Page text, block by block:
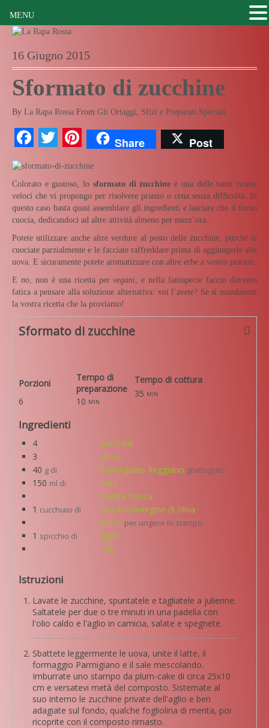
16 Giugno 2015
Sformato di zucchine
By La Rapa Rossa From Gli Ortaggi, Sfizi e Preparati Speciali
Facebook
TwitterPinterest
Share Post
Colorato e gustoso, lo sformato di zucchine è una delle tante ricette
veloci che vi propongo per risolvere pranzo o cena senza difficoltà. In
questo caso basta quasi assemblare gli ingredienti e lasciare che il forno
cuocia, dedicandoci ad altre attività almeno per mezz’ora.
Potete utilizzare anche altre verdure al posto delle zucchine, purché le
cuociate parzialmente e le facciate raffreddare prima di aggiungerle alle
uova. E sicuramente potete aromatizzare con altre erbe a vostro piacere.
E no, non è una ricetta pervegani , e nella fattispecie faccio davvero
fatica a pensare alla soluzione alternativa: voi l’avete? Se sì mandatemi
la vostra ricetta che la proviamo!
Sformato di zucchine
Porzioni
Tempo di
preparazione
6
10 min
Tempo di cottura
35 min
Ingredienti
4
zucchine
3
uova
40 g di Parmigiano Reggiano grattugiato
150 ml di
latte
menta fresca
1 cucchiaio di
olio extravergine di oliva
burro per ungere lo stampo
1 spicchio di
aglio
sale
Istruzioni
Lavate le zucchine, spuntatele e tagliatele a julienne.
Saltatele per due o tre minuti in una padella con
l'olio caldo e l'aglio in camicia, salate e spegnete.
Sbattete leggermente le uova, unite il latte, il
formaggio Parmigiano e il sale mescolando.
Imburrate uno stampo da plum-cake di circa 25x10
cm e versatevi metà del composto. Sistemate al
suo interno le zucchine private dell'aglio e ben
adagiate sul fondo, qualche fogliolina di menta, poi
ricoprite con il composto rimasto.
MENU